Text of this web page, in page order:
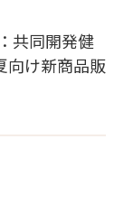
共同開発健
け新商品販